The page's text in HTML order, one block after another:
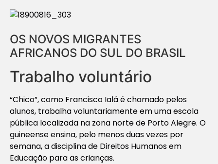
OS NOVOS MIGRANTES
AFRICANOS DO SUL DO BRASIL
Trabalho voluntário
“Chico”, como Francisco Ialá é chamado pelos
alunos, trabalha voluntariamente em uma escola
pública localizada na zona norte de Porto Alegre. O
guineense ensina, pelo menos duas vezes por
semana, a disciplina de Direitos Humanos em
Educação para as crianças.